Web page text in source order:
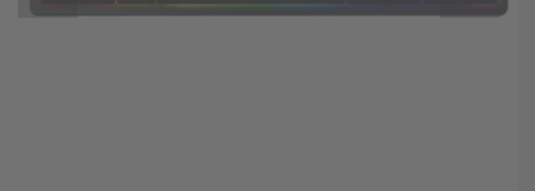
Sensor type IR-optical